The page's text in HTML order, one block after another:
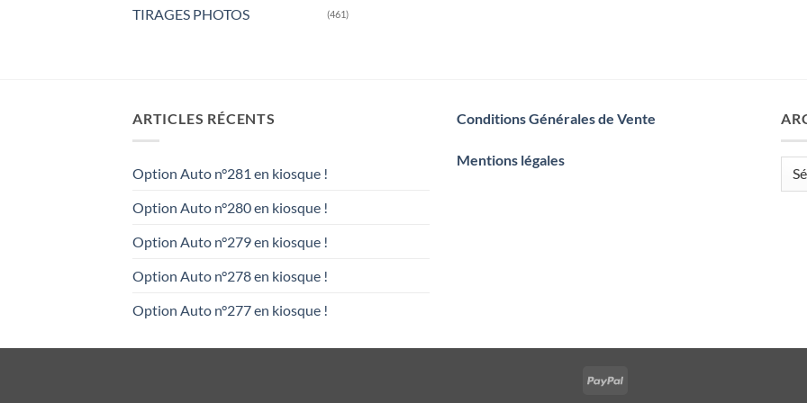
TIRAGES PHOTOS (461)
ARTICLES RÉCENTS
Option Auto n°281 en kiosque !
Option Auto n°280 en kiosque !
Option Auto n°279 en kiosque !
Option Auto n°278 en kiosque !
Option Auto n°277 en kiosque !
Conditions Générales de Vente
Mentions légales
PayPal